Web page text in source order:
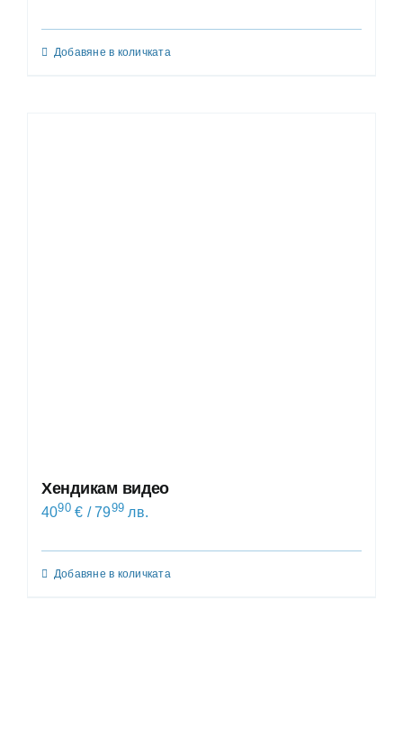
Добавяне в количката
Хендикам видео
4090 € / 7999 лв.
Добавяне в количката